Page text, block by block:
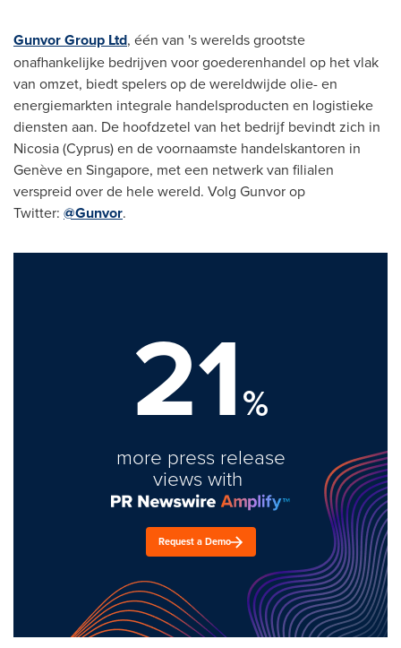
Gunvor Group Ltd, één van 's werelds grootste
onafhankelijke bedrijven voor goederenhandel op het vlak
van omzet, biedt spelers op de wereldwijde olie- en
energiemarkten integrale handelsproducten en logistieke
diensten aan. De hoofdzetel van het bedrijf bevindt zich in
Nicosia(Cyprus) en de voornaamste handelskantoren in
Genève en Singapore, met een netwerk van filialen
verspreid over de hele wereld. Volg Gunvor op
Twitter: @Gunvor.
21%
more press release
views with
Request a Demo